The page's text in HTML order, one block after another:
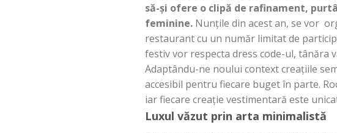
să-și ofere o clipă de rafinament,
feminine. Nunțile din acest an, se vor
restaurant cu un număr limitat de
festiv vor respecta dress code-ul, tânăra
Adaptându-ne noului context creațiile
accesibil pentru fiecare buget în parte.
iar fiecare creație vestimentară este
Luxul văzut prin arta minimalistă